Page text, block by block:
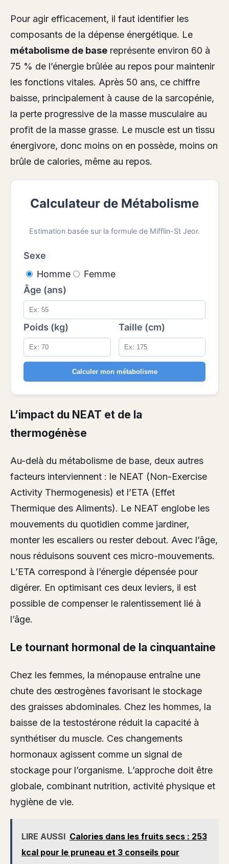
Pour agir efficacement, il faut identifier les
composants de la dépense énergétique. Le
métabolisme de base représente environ 60 à
75 % de l’énergie brûlée au repos pour maintenir
les fonctions vitales. Après 50 ans, ce chiffre
baisse, principalement à cause de la sarcopénie,
la perte progressive de la masse musculaire au
profit de la masse grasse. Le muscle est un tissu
énergivore, donc moins on en possède, moins on
brûle de calories, même au repos.
Calculateur de Métabolisme
Estimation basée sur la formule de Mifflin-St Jeor.
Sexe
Homme
Femme
Âge (ans)
Poids (kg) Taille (cm)
Calculer mon métabolisme
L’impact du NEAT et de la
thermogénèse
Au-delà du métabolisme de base, deux autres
facteurs interviennent : le NEAT (Non-Exercise
Activity Thermogenesis) et l’ETA (Effet
Thermique des Aliments). Le NEAT englobe les
mouvements du quotidien comme jardiner,
monter les escaliers ou rester debout. Avec l’âge,
nous réduisons souvent ces micro-mouvements.
L’ETA correspond à l’énergie dépensée pour
digérer. En optimisant ces deux leviers, il est
possible de compenser le ralentissement lié à
l’âge.
Le tournant hormonal de la cinquantaine
Chez les femmes, la ménopause entraîne une
chute des œstrogènes favorisant le stockage
des graisses abdominales. Chez les hommes, la
baisse de la testostérone réduit la capacité à
synthétiser du muscle. Ces changements
hormonaux agissent comme un signal de
stockage pour l’organisme. L’approche doit être
globale, combinant nutrition, activité physique et
hygiène de vie.
LIRE AUSSI Calories dans les fruits secs : 253
kcal pour le pruneau et 3 conseils pour